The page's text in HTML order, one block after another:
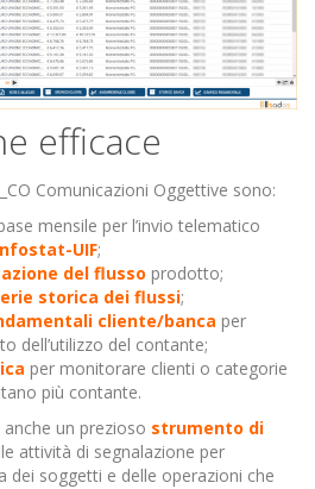
efficace
Comunicazioni Oggettive sono:
mensile per l’invio telematico
UIF;
del flusso prodotto;
storica dei flussi;
cliente/banca per
dell’utilizzo del contante;
per monitorare clienti o categorie
più contante.
un prezioso strumento di
attività di segnalazione per
dei soggetti e delle operazioni che